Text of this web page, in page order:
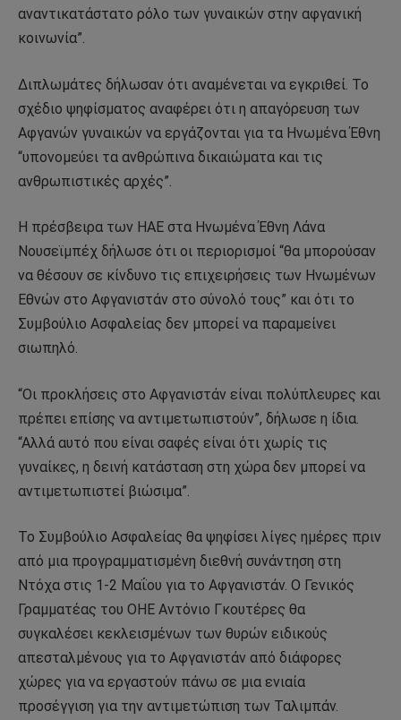
αναντικατάστατο ρόλο των γυναικών στην αφγανική
κοινωνία”.
Διπλωμάτες δήλωσαν ότι αναμένεται να εγκριθεί. Το
σχέδιο ψηφίσματος αναφέρει ότι η απαγόρευση των
Αφγανών γυναικών να εργάζονται για τα Ηνωμένα Έθνη
“υπονομεύει τα ανθρώπινα δικαιώματα και τις
ανθρωπιστικές αρχές”.
Η πρέσβειρα των ΗΑΕ στα Ηνωμένα Έθνη Λάνα
Νουσεϊμπέχ δήλωσε ότι οι περιορισμοί “θα μπορούσαν
να θέσουν σε κίνδυνο τις επιχειρήσεις των Ηνωμένων
Εθνών στο Αφγανιστάν στο σύνολό τους” και ότι το
Συμβούλιο Ασφαλείας δεν μπορεί να παραμείνει
σιωπηλό.
“Οι προκλήσεις στο Αφγανιστάν είναι πολύπλευρες και
πρέπει επίσης να αντιμετωπιστούν”, δήλωσε η ίδια.
“Αλλά αυτό που είναι σαφές είναι ότι χωρίς τις
γυναίκες, η δεινή κατάσταση στη χώρα δεν μπορεί να
αντιμετωπιστεί βιώσιμα”.
Το Συμβούλιο Ασφαλείας θα ψηφίσει λίγες ημέρες πριν
από μια προγραμματισμένη διεθνή συνάντηση στη
Ντόχα στις 1-2 Μαΐου για το Αφγανιστάν. Ο Γενικός
Γραμματέας του ΟΗΕ Αντόνιο Γκουτέρες θα
συγκαλέσει κεκλεισμένων των θυρών ειδικούς
απεσταλμένους για το Αφγανιστάν από διάφορες
χώρες για να εργαστούν πάνω σε μια ενιαία
προσέγγιση για την αντιμετώπιση των Ταλιμπάν.